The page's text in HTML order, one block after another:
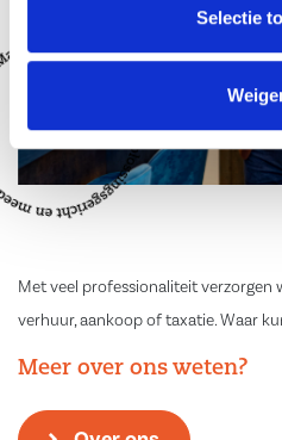
Selectie
Met veel professionaliteit verzorgen
verhuur, aankoop of taxatie. Waar
Meer over ons weten?